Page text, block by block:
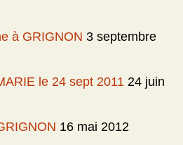
à GRIGNON 3 septembre
le 24 sept 2011 24 juin
16 mai 2012